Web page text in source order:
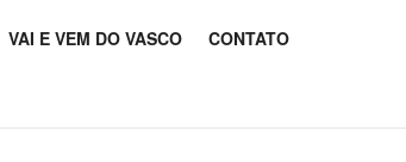
VAI E VEM DO VASCO CONTATO